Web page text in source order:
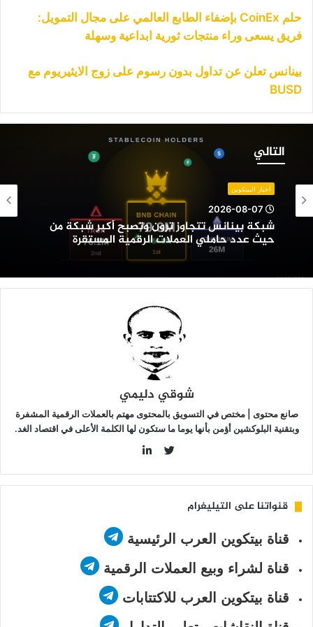
حلم CoinEx بإضفاء الطابع العالمي على مجال التمويل:
فريق يسعى وراء منتجات ثورية ابداعية وسهلة
بينانس تعلن عن تداول بدون رسوم على زوج الايثيريوم مع
BUSD
التالي
وتصبح
أكبر
شبكة
حاملي
العملات
أخبار البيتكوين
2026-08-07
شبكة بينانس تتجاوز ترون وتصبح أكبر شبكة من
حيث عدد حاملي العملات الرقمية المستقرة
شوقي دليمي
صانع محتوى | مختص في التسويق بالمحتوى مهتم بالعملات الرقمية المشفرة
وبتقنية البلوكشين أؤمن بأنها يوما ما ستكون لها الكلمة الأعلى في اقتصاد الغد.
قنواتنا على التيليغرام
قناة بيتكوين العرب الرئيسية
قناة لشراء وبيع العملات الرقمية
قناة بيتكوين العرب للاكتتابات